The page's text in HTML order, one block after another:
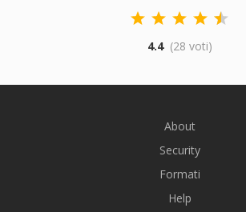
4.4 (28 voti)
About
Security
Formati
Help